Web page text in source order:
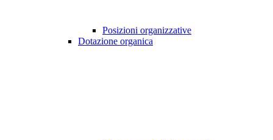
Posizioni organizzative
Dotazione organica